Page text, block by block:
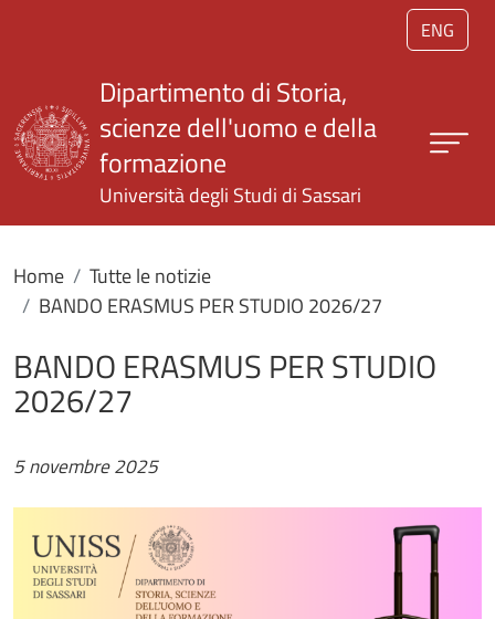
Salta al contenuto principale
ENG
Dipartimento di Storia,
scienze dell'uomo e della
formazione
Università degli Studi di Sassari
Home
Tutte le notizie
BANDO ERASMUS PER STUDIO 2026/27
BANDO ERASMUS PER STUDIO
2026/27
5 novembre 2025